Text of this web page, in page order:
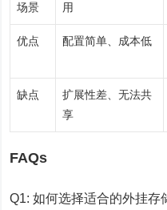
场景
用
优点 配置简单、成本低
缺点
扩展性差、无法共
享
FAQs
Q1: 如何选择适合的外挂存